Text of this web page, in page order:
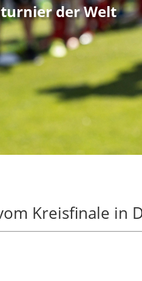
der Welt
Kreisfinale in